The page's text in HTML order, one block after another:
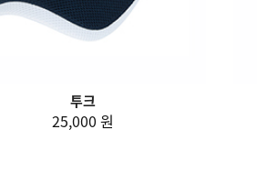
투크
25,000 원